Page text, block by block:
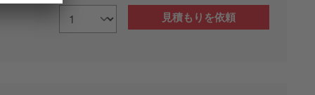
見積もりを依頼